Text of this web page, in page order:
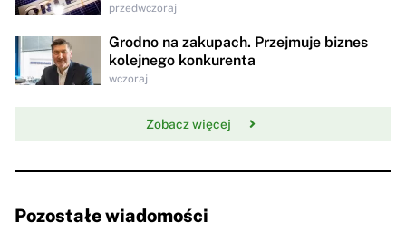
przedwczoraj
Grodno na zakupach. Przejmuje biznes
kolejnego konkurenta
wczoraj
Zobacz więcej
Pozostałe wiadomości